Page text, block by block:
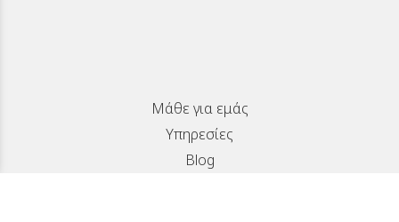
Μάθε για εμάς
Υπηρεσίες
Blog